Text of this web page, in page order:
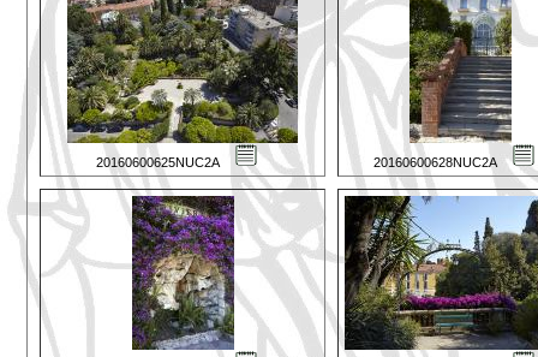
20160600625NUC2A 20160600628NUC2A